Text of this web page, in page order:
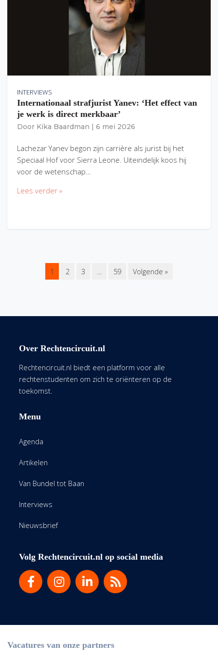
INTERVIEWS
Internationaal strafjurist Yanev: ‘Het effect van
je werk is direct merkbaar’
Door Kika Baardman 6 mei 2026
Lachezar Yanev begon zijn carrière als jurist bij het
Speciaal Hof voor Sierra Leone. Uiteindelijk koos hij
voor de wetenschap…
Lees verder »
1 2 3 … 59 Volgende »
Over Rechtencircuit.nl
Rechtencircuit.nl biedt een platform voor alle
rechtenstudenten om zich te oriënteren op de
toekomst.
Menu
Agenda
Artikelen
Van Bundel tot Baan
Interviews
Nieuwsbrief
Volg Rechtencircuit.nl op social media
Vacatures van onze partners